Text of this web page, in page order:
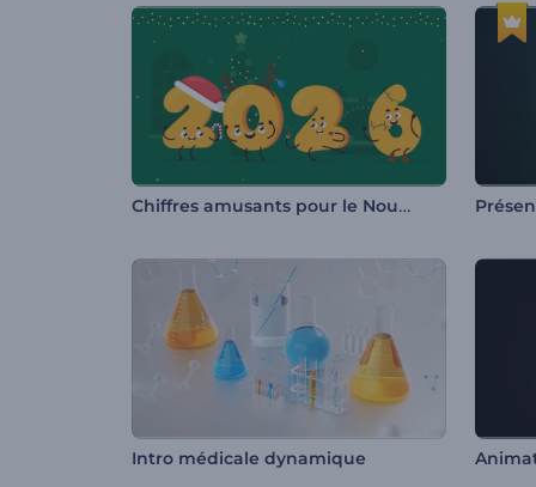
Chiffres amusants pour le Nouvel An
Intro médicale dynamique